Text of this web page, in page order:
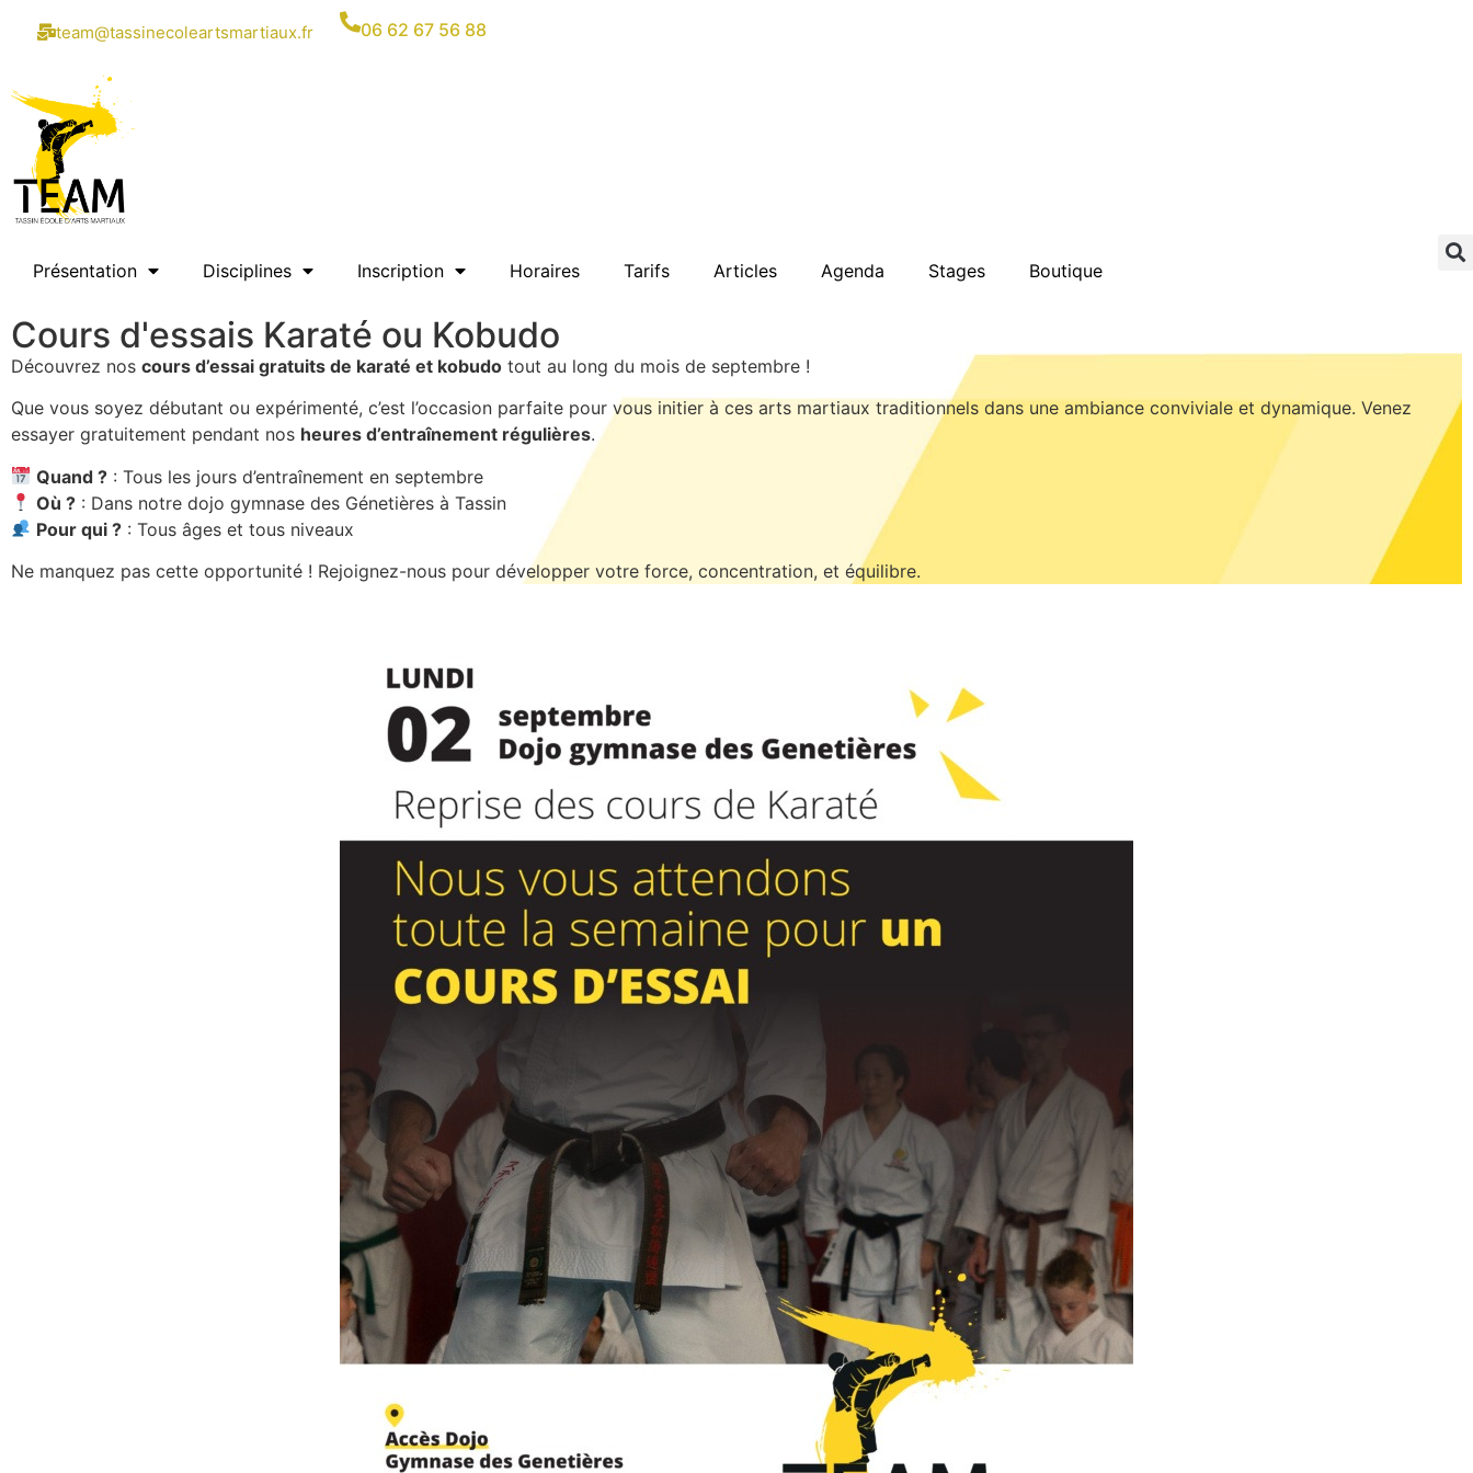
team@tassinecoleartsmartiaux.fr 06 62 67 56 88
Présentation Disciplines Inscription Horaires Tarifs Articles Agenda Stages Boutique
Cours d'essais Karaté ou Kobudo
Découvrez nos cours d’essai gratuits de karaté et kobudo tout au long du mois de septembre !
Que vous soyez débutant ou expérimenté, c’est l’occasion parfaite pour vous initier à ces arts martiaux traditionnels dans une ambiance conviviale et dynamique. Venez
essayer gratuitement pendant nos heures d’entraînement régulières.
Quand ? : Tous les jours d’entraînement en septembre
Où ? : Dans notre dojo gymnase des Génetières à Tassin
Pour qui ? : Tous âges et tous niveaux
Ne manquez pas cette opportunité ! Rejoignez-nous pour développer votre force, concentration, et équilibre.